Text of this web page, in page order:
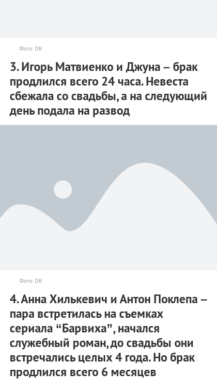
Фото: DR
3. Игорь Матвиенко и Джуна – брак
продлился всего 24 часа. Невеста
сбежала со свадьбы, а на следующий
день подала на развод
Фото: DR
4. Анна Хилькевич и Антон Поклепа –
пара встретилась на съемках
сериала “Барвиха”, начался
служебный роман, до свадьбы они
встречались целых 4 года. Но брак
продлился всего 6 месяцев